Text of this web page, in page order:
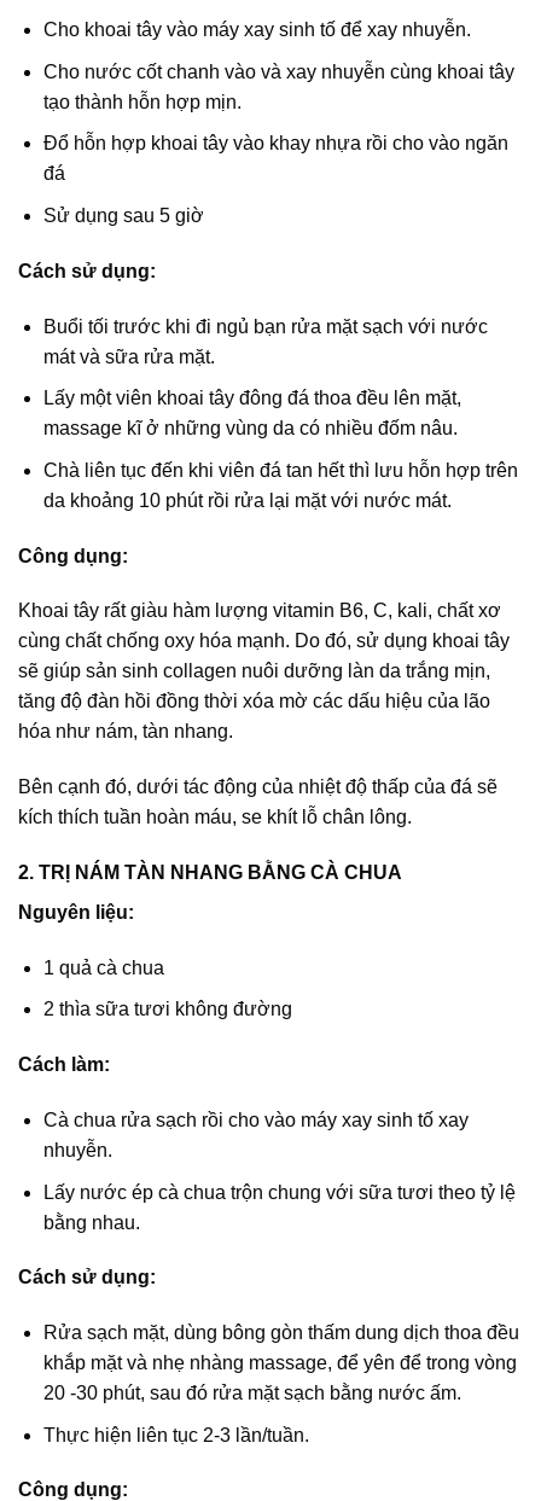
Cho khoai tây vào máy xay sinh tố để xay nhuyễn.
Cho nước cốt chanh vào và xay nhuyễn cùng khoai tây
tạo thành hỗn hợp mịn.
Đổ hỗn hợp khoai tây vào khay nhựa rồi cho vào ngăn
đá
Sử dụng sau 5 giờ
Cách sử dụng:
Buổi tối trước khi đi ngủ bạn rửa mặt sạch với nước
mát và sữa rửa mặt.
Lấy một viên khoai tây đông đá thoa đều lên mặt,
massage kĩ ở những vùng da có nhiều đốm nâu.
Chà liên tục đến khi viên đá tan hết thì lưu hỗn hợp trên
da khoảng 10 phút rồi rửa lại mặt với nước mát.
Công dụng:
Khoai tây rất giàu hàm lượng vitamin B6, C, kali, chất xơ
cùng chất chống oxy hóa mạnh. Do đó, sử dụng khoai tây
sẽ giúp sản sinh collagen nuôi dưỡng làn da trắng mịn,
tăng độ đàn hồi đồng thời xóa mờ các dấu hiệu của lão
hóa như nám, tàn nhang.
Bên cạnh đó, dưới tác động của nhiệt độ thấp của đá sẽ
kích thích tuần hoàn máu, se khít lỗ chân lông.
2. TRỊ NÁM TÀN NHANG BẰNG CÀ CHUA
Nguyên liệu:
1 quả cà chua
2 thìa sữa tươi không đường
Cách làm:
Cà chua rửa sạch rồi cho vào máy xay sinh tố xay
nhuyễn.
Lấy nước ép cà chua trộn chung với sữa tươi theo tỷ lệ
bằng nhau.
Cách sử dụng:
Rửa sạch mặt, dùng bông gòn thấm dung dịch thoa đều
khắp mặt và nhẹ nhàng massage, để yên để trong vòng
20 -30 phút, sau đó rửa mặt sạch bằng nước ấm.
Thực hiện liên tục 2-3 lần/tuần.
Công dụng: